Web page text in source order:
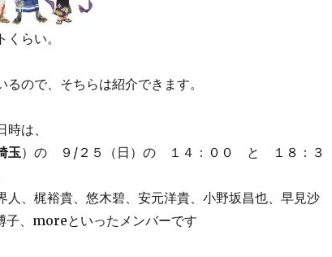
らい。
ので、そちらは紹介できます。
は、
玉）の ９/２５（日）の １４：００ と １８：３
人、梶裕貴、悠木碧、安元洋貴、小野坂昌也、早見沙
、moreといったメンバーです